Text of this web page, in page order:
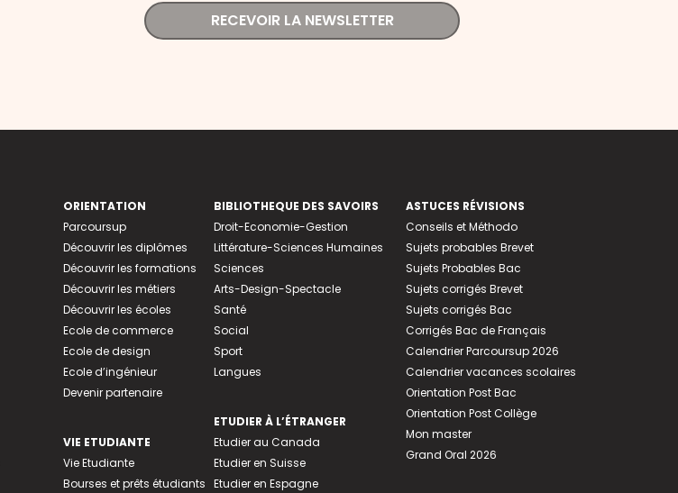
RECEVOIR LA NEWSLETTER
ORIENTATION
Parcoursup
Découvrir les diplômes
Découvrir les formations
Découvrir les métiers
Découvrir les écoles
Ecole de commerce
Ecole de design
Ecole d’ingénieur
Devenir partenaire
VIE ETUDIANTE
Vie Etudiante
Bourses et prêts étudiants
BIBLIOTHEQUE DES SAVOIRS
Droit-Economie-Gestion
Littérature-Sciences Humaines
Sciences
Arts-Design-Spectacle
Santé
Social
Sport
Langues
ETUDIER À L’ÉTRANGER
Etudier au Canada
Etudier en Suisse
Etudier en Espagne
ASTUCES RÉVISIONS
Conseils et Méthodo
Sujets probables Brevet
Sujets Probables Bac
Sujets corrigés Brevet
Sujets corrigés Bac
Corrigés Bac de Français
Calendrier Parcoursup 2026
Calendrier vacances scolaires
Orientation Post Bac
Orientation Post Collège
Mon master
Grand Oral 2026